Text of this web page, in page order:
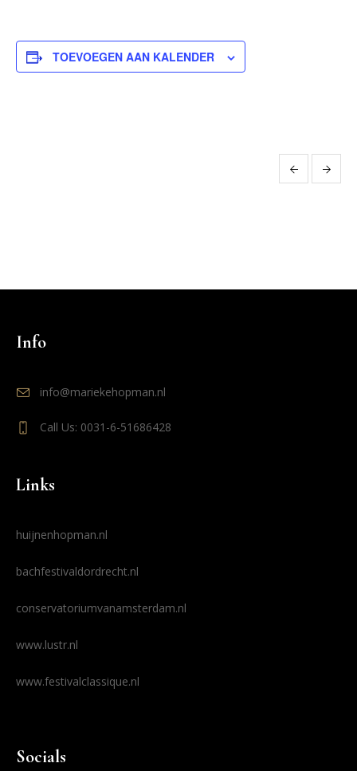
TOEVOEGEN AAN KALENDER
Info
info@mariekehopman.nl
Call Us: 0031-6-51686428
Links
huijnenhopman.nl
bachfestivaldordrecht.nl
conservatoriumvanamsterdam.nl
www.lustr.nl
www.festivalclassique.nl
Socials